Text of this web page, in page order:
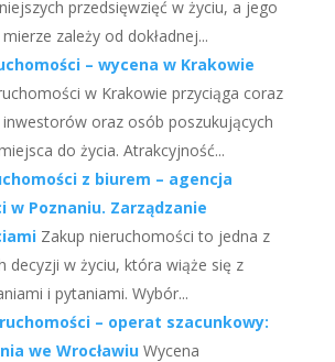
przedsięwzięć w życiu, a jego
zależy od dokładnej...
– wycena w Krakowie
w Krakowie przyciąga coraz
oraz osób poszukujących
do życia. Atrakcyjność...
z biurem – agencja
w Poznaniu. Zarządzanie
Zakup nieruchomości to jedna z
decyzji w życiu, która wiąże się z
i pytaniami. Wybór...
– operat szacunkowy:
we Wrocławiu Wycena